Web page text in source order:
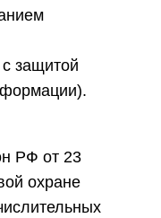
защитой
РФ от 23
охране